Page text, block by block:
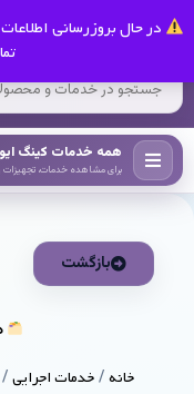
در حال بروزرسانی
کینگ ایونت
همه خدمات کینگ
برای مشاهده خدمات،
بازگشت
خانه/خدمات اجرایی/